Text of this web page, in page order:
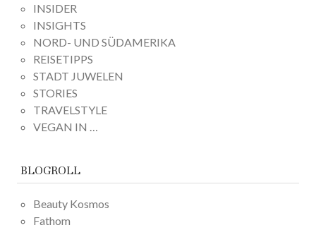
INSIDER
INSIGHTS
NORD- UND SÜDAMERIKA
REISETIPPS
STADT JUWELEN
STORIES
TRAVELSTYLE
VEGAN IN …
BLOGROLL
Beauty Kosmos
Fathom